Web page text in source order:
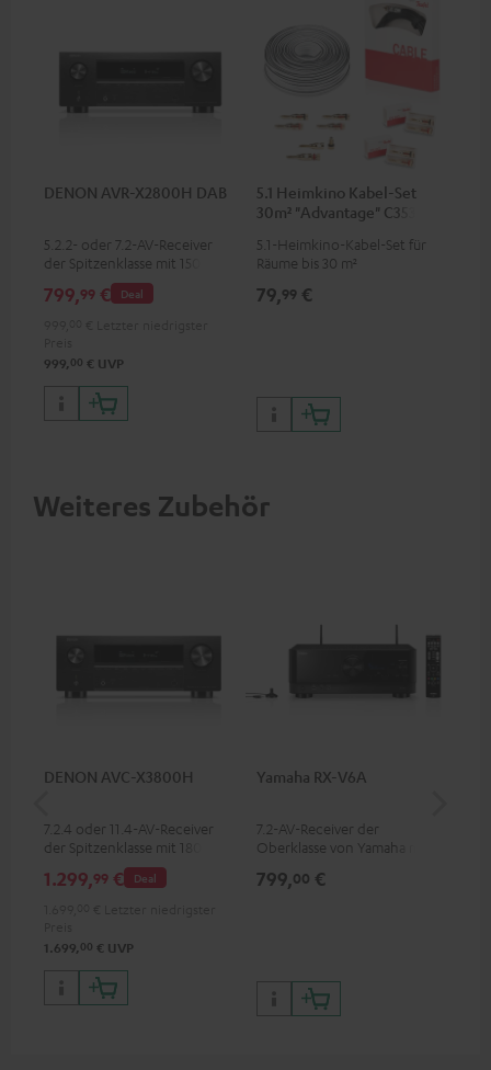
DENON AVR-X2800H DAB
5.2.2- oder 7.2-AV-Receiver
der Spitzenklasse mit 150 Watt
Ausgangsleistung pro Kanal
Deal
799,99 €
999, 00 € UVP
5.1 Heimkino Kabel-Set
30m² "Advantage" C3535S
5.1-Heimkino-Kabel-Set für
Räume bis 30 m²
79,99 €
Weiteres Zubehör
DENON AVC-X3800H
7.2.4 oder 11.4-AV-Receiver
der Spitzenklasse mit 180 Watt
Ausgangsleistung pro Kanal
Deal
1.299,99 €
1.699, 00 € UVP
Yamaha RX-V6A
7.2-AV-Receiver der
Oberklasse von Yamaha mit
Kanal (8 ohms, 0.9% THD),
799,00 €